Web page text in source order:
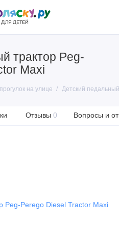
трактор Peg-
Maxi
на улице Детский
Отзывы 0 Вопросы и